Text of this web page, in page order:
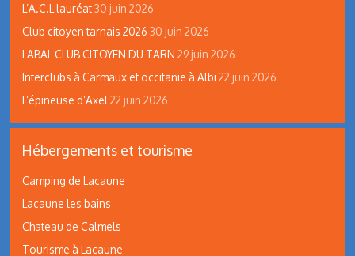
L’A.C.L lauréat 30 juin 2026
Club citoyen tarnais 2026 30 juin 2026
LABAL CLUB CITOYEN DU TARN 29 juin 2026
Interclubs à Carmaux et occitanie à Albi 22 juin 2026
L’épineuse d’Axel 22 juin 2026
Hébergements et tourisme
Camping de Lacaune
Lacaune les bains
Chateau de Calmels
Tourisme à Lacaune